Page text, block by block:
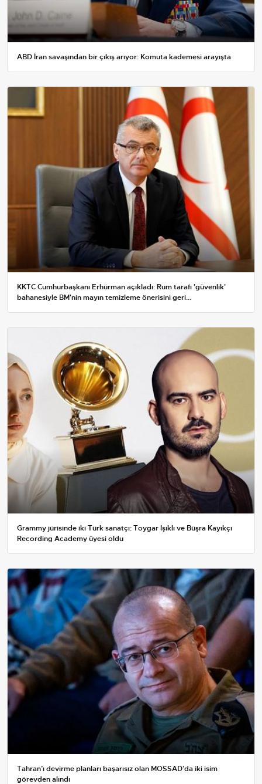
ABD İran savaşından bir çıkış arıyor: Komuta kademesi arayışta
KKTC Cumhurbaşkanı Erhürman açıkladı: Rum tarafı 'güvenlik'
bahanesiyle BM'nin mayın temizleme önerisini geri...
Grammy jürisinde iki Türk sanatçı: Toygar Işıklı ve Büşra Kayıkçı
Recording Academy üyesi oldu
Tahran’ı devirme planları başarısız olan MOSSAD’da iki isim
görevden alındı